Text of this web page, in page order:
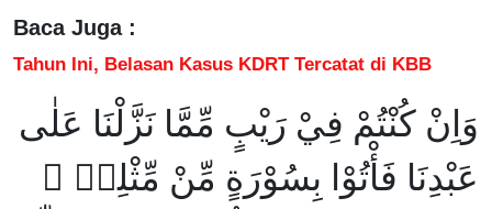
Baca Juga :
Tahun Ini, Belasan Kasus KDRT Tercatat di KBB
وَاِنْ كُنْتُمْ فِيْ رَيْبٍ مِّمَّا نَزَّلْنَا عَلٰى
عَبْدِنَا فَأْتُوْا بِسُوْرَةٍ مِّنْ مِّثْلِهٖ ۖ